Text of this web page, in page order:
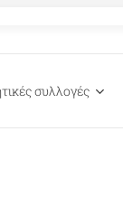
συλλογές